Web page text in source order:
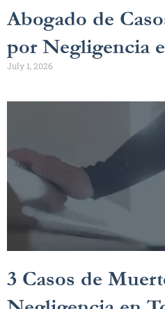
Abogado de
por Negligencia
July 1, 2026
3 Casos de